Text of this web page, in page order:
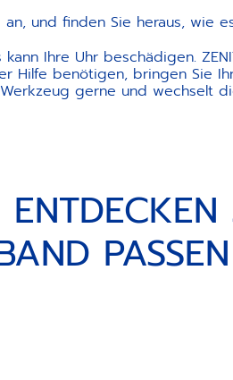
und finden Sie heraus, wie
Ihre Uhr beschädigen.
Hilfe benötigen, bringen Sie
gerne und wechselt
PASSEN